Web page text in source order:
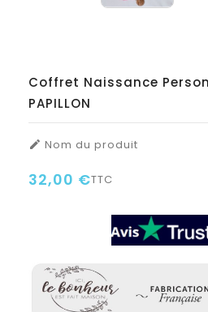
Coffret Naissance
PAPILLON
 Nom du produit
32,00 €TTC